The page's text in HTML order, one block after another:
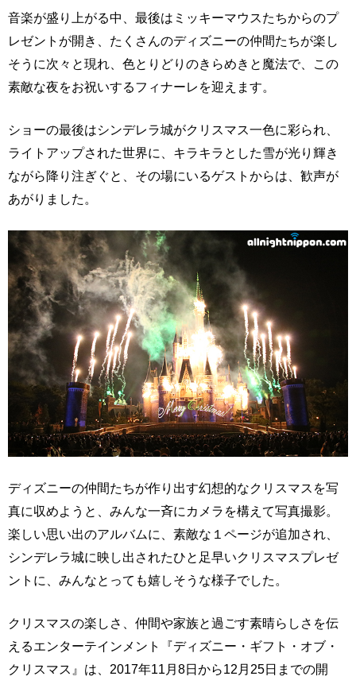
音楽が盛り上がる中、最後はミッキーマウスたちからのプ
レゼントが開き、たくさんのディズニーの仲間たちが楽し
そうに次々と現れ、色とりどりのきらめきと魔法で、この
素敵な夜をお祝いするフィナーレを迎えます。
ショーの最後はシンデレラ城がクリスマス一色に彩られ、
ライトアップされた世界に、キラキラとした雪が光り輝き
ながら降り注ぎぐと、その場にいるゲストからは、歓声が
あがりました。
ディズニーの仲間たちが作り出す幻想的なクリスマスを写
真に収めようと、みんな一斉にカメラを構えて写真撮影。
楽しい思い出のアルバムに、素敵な１ページが追加され、
シンデレラ城に映し出されたひと足早いクリスマスプレゼ
ントに、みんなとっても嬉しそうな様子でした。
クリスマスの楽しさ、仲間や家族と過ごす素晴らしさを伝
えるエンターテインメント『ディズニー・ギフト・オブ・
クリスマス』は、2017年11月8日から12月25日までの開